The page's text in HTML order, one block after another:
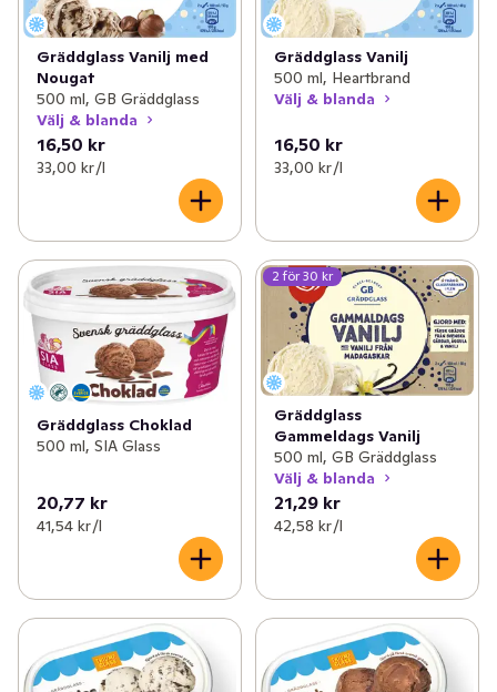
gång. Glassfabriken och vårt hjärta finns i Flen och där
producerar vi varje år både omtyckta klassiker såväl
som nyheter med omsorgsfullt utvalda ingredienser och
omtanke om miljön. Vi vill se till att det finns en glass för
alla och hoppas att du kan hitta mer än en favorit bland
de glassar som vi erbjuder! GB Glace – glass, glädje och
gemenskap sedan 1942.
Gräddglass Vanilj med
Nougat
500 ml, GB Gräddglass
Välj & blanda
16,50 kr
33,00 kr /l
Gräddglass Vanilj
500 ml, Heartbrand
Välj & blanda
16,50 kr
33,00 kr /l
Gräddglass Choklad
500 ml, SIA Glass
20,77 kr
41,54 kr /l
2 för 30 kr
Gräddglass
Gammeldags Vanilj
500 ml, GB Gräddglass
Välj & blanda
21,29 kr
42,58 kr /l